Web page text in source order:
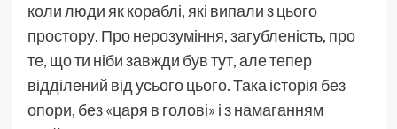
коли люди як кораблі, які випали з цього
простору. Про нерозуміння, загубленість, про
те, що ти ніби завжди був тут, але тепер
відділений від усього цього. Така історія без
опори, без «царя в голові» і з намаганням